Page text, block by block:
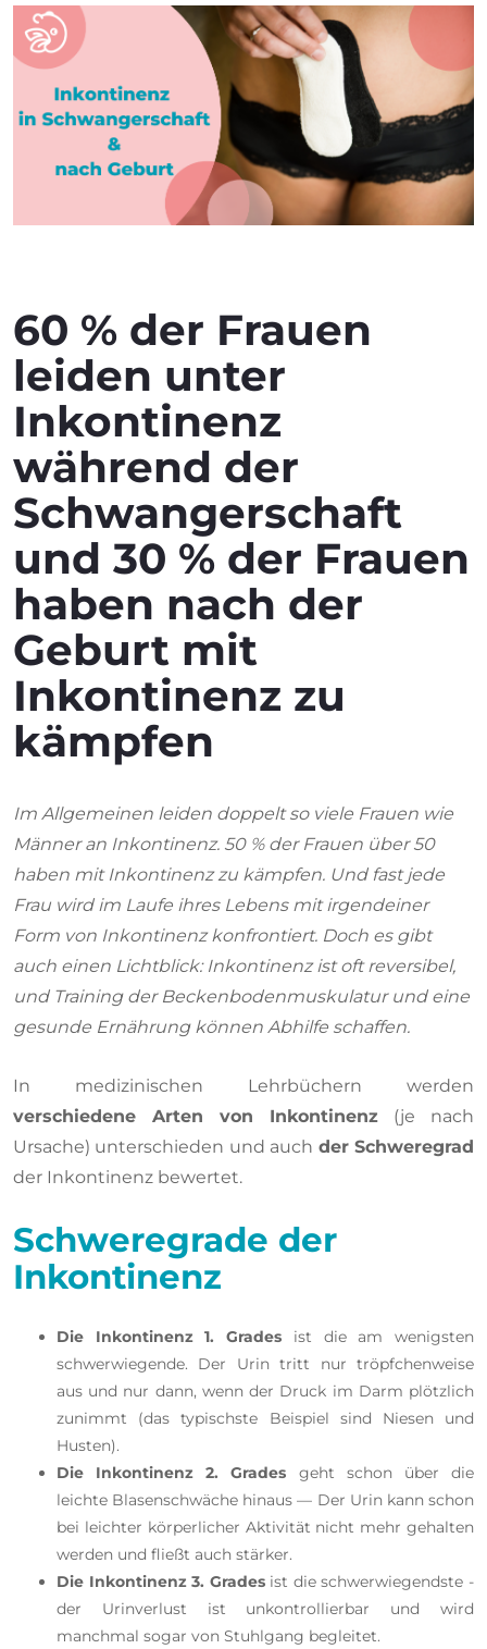
60 % der Frauen
leiden unter
Inkontinenz
während der
Schwangerschaft
und 30 % der Frauen
haben nach der
Geburt mit
Inkontinenz zu
kämpfen
Im Allgemeinen leiden doppelt so viele Frauen wie
Männer an Inkontinenz. 50 % der Frauen über 50
haben mit Inkontinenz zu kämpfen. Und fast jede
Frau wird im Laufe ihres Lebens mit irgendeiner
Form von Inkontinenz konfrontiert. Doch es gibt
auch einen Lichtblick: Inkontinenz ist oft reversibel,
und Training der Beckenbodenmuskulatur und eine
gesunde Ernährung können Abhilfe schaffen.
In medizinischen Lehrbüchern werden
verschiedene Arten von Inkontinenz (je nach
Ursache) unterschieden und auch der Schweregrad
der Inkontinenz bewertet.
Schweregrade der
Inkontinenz
Die Inkontinenz 1. Grades ist die am wenigsten
schwerwiegende. Der Urin tritt nur tröpfchenweise
aus und nur dann, wenn der Druck im Darm plötzlich
zunimmt (das typischste Beispiel sind Niesen und
Husten).
Die Inkontinenz 2. Grades geht schon über die
leichte Blasenschwäche hinaus — Der Urin kann schon
bei leichter körperlicher Aktivität nicht mehr gehalten
werden und fließt auch stärker.
Die Inkontinenz 3. Gradesist die schwerwiegendste -
der Urinverlust ist unkontrollierbar und wird
manchmal sogar von Stuhlgang begleitet.